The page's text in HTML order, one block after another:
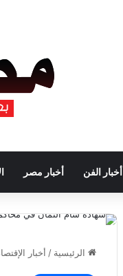
أخبار الفن أخبار مصر
الرئيسية / أخبار